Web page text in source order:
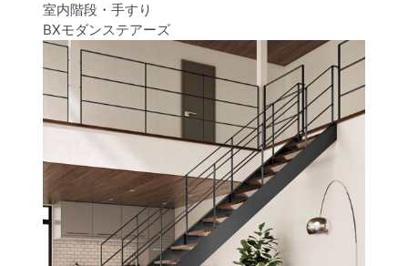
室内階段・手すり
BXモダンステアーズ